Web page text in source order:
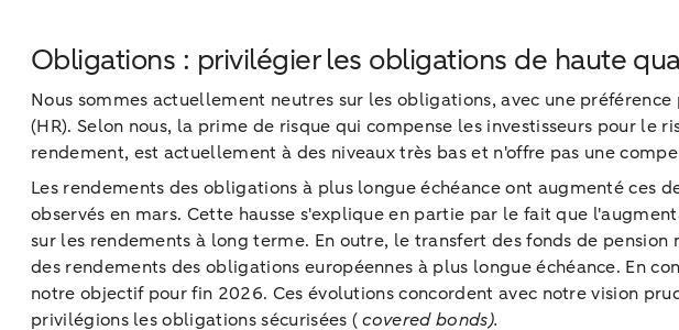
Obligations : privilégier les obligations de haute
Nous sommes actuellement neutres sur les obligations, avec une
(HR). Selon nous, la prime de risque qui compense les investisseurs pour
rendement, est actuellement à des niveaux très bas et n'offre pas une
Les rendements des obligations à plus longue échéance ont augmenté ces
observés en mars. Cette hausse s'explique en partie par le fait que
sur les rendements à long terme. En outre, le transfert des fonds de
des rendements des obligations européennes à plus longue échéance. En
notre objectif pour fin 2026. Ces évolutions concordent avec notre vision
privilégions les obligations sécurisées (covered bonds).